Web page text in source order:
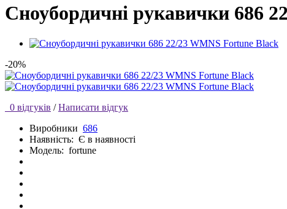
Сноубордичні рукавички 686
-20%
0 відгуків / Написати відгук
Виробники 686
Наявність: Є в наявності
Модель: fortune